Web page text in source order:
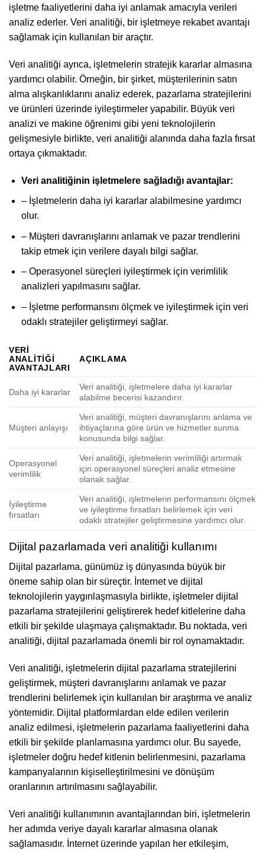
işletme faaliyetlerini daha iyi anlamak amacıyla verileri
analiz ederler. Veri analitiği, bir işletmeye rekabet avantajı
sağlamak için kullanılan bir araçtır.
Veri analitiği ayrıca, işletmelerin stratejik kararlar almasına
yardımcı olabilir. Örneğin, bir şirket, müşterilerinin satın
alma alışkanlıklarını analiz ederek, pazarlama stratejilerini
ve ürünleri üzerinde iyileştirmeler yapabilir. Büyük veri
analizi ve makine öğrenimi gibi yeni teknolojilerin
gelişmesiyle birlikte, veri analitiği alanında daha fazla fırsat
ortaya çıkmaktadır.
Veri analitiğinin işletmelere sağladığı avantajlar:
– İşletmelerin daha iyi kararlar alabilmesine yardımcı
olur.
– Müşteri davranışlarını anlamak ve pazar trendlerini
takip etmek için verilere dayalı bilgi sağlar.
– Operasyonel süreçleri iyileştirmek için verimlilik
analizleri yapılmasını sağlar.
– İşletme performansını ölçmek ve iyileştirmek için veri
odaklı stratejiler geliştirmeyi sağlar.
VERI
ANALITIĞI
AVANTAJLARI
AÇIKLAMA
Daha iyi kararlar
Veri analitiği, işletmelere daha iyi kararlar
alabilme becerisi kazandırır.
Müşteri anlayışı
Veri analitiği, müşteri davranışlarını anlama ve
ihtiyaçlarına göre ürün ve hizmetler sunma
konusunda bilgi sağlar.
Operasyonel
verimlilik
Veri analitiği, işletmelerin verimliliği artırmak
için operasyonel süreçleri analiz etmesine
olanak sağlar.
İyileştirme
fırsatları
Veri analitiği, işletmelerin performansını ölçmek
ve iyileştirme fırsatları belirlemek için veri
odaklı stratejiler geliştirmesine yardımcı olur.
Dijital pazarlamada veri analitiği kullanımı
Dijital pazarlama, günümüz iş dünyasında büyük bir
öneme sahip olan bir süreçtir. İnternet ve dijital
teknolojilerin yaygınlaşmasıyla birlikte, işletmeler dijital
pazarlama stratejilerini geliştirerek hedef kitlelerine daha
etkili bir şekilde ulaşmaya çalışmaktadır. Bu noktada, veri
analitiği, dijital pazarlamada önemli bir rol oynamaktadır.
Veri analitiği, işletmelerin dijital pazarlama stratejilerini
geliştirmek, müşteri davranışlarını anlamak ve pazar
trendlerini belirlemek için kullanılan bir araştırma ve analiz
yöntemidir. Dijital platformlardan elde edilen verilerin
analiz edilmesi, işletmelerin pazarlama faaliyetlerini daha
etkili bir şekilde planlamasına yardımcı olur. Bu sayede,
işletmeler doğru hedef kitlenin belirlenmesini, pazarlama
kampanyalarının kişiselleştirilmesini ve dönüşüm
oranlarının artırılmasını sağlayabilir.
Veri analitiği kullanımının avantajlarından biri, işletmelerin
her adımda veriye dayalı kararlar almasına olanak
sağlamasıdır. İnternet üzerinde yapılan her etkileşim,